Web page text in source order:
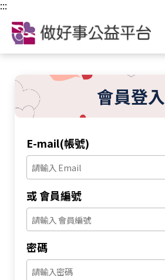
跳到主要內容區塊
:::
會員登入
E-mail(帳號)
或 會員編號
密碼